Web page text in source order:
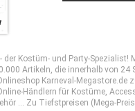
- der Kostüm- und Party-Spezialist!
Artikeln, die innerhalb von 24
Karneval-Megastore.de
Händlern für Kostüme,
… Zu Tiefstpreisen (Mega-